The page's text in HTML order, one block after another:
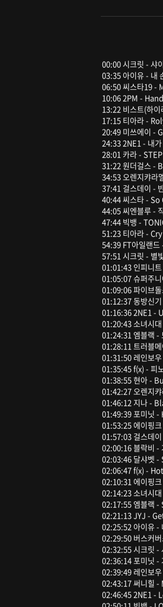
00:00 시크릿 - 샤
03:35 아이유 - 내
06:50 씨스타19 -
10:06 2PM -
13:22 비스트(하
17:15 티아라 -
20:49 미쓰에이 -
24:33 2NE1 - 내
28:01 카라 - STEP
31:22 원더걸스 -
34:53 오렌지캬라
37:41 걸스데이 -
40:44 씨스타 - So
44:05 씨엔블루 -
47:44 빅뱅 -
51:23 티아라 -
54:39 FT아일랜
57:51 시크릿 - 별
01:01:43 인피니
01:05:07 슈퍼주
01:09:06 파이브
01:12:37 동방신
01:16:36 2NE1 -
01:20:43 소녀시
01:24:31 엠블랙 -
01:28:11 트러블
01:31:50 레인보
01:35:45 f(x) - 피
01:38:55 현아 -
01:42:27 오렌지
01:46:12 지나 -
01:49:39 포미닛
01:53:25 에이핑
01:57:03 걸스데
02:00:16 블락비 -
02:03:46 달샤벳
02:06:47 f(x) -
02:10:31 에이핑
02:14:23 소녀시
02:17:55 엠블랙 -
02:21:13 JYJ -
02:25:52 아이유 -
02:29:50 버스커
02:32:55 시크릿 -
02:36:14 포미닛 -
02:39:49 레인보
02:43:17 써니힐
02:46:45 2NE1 -